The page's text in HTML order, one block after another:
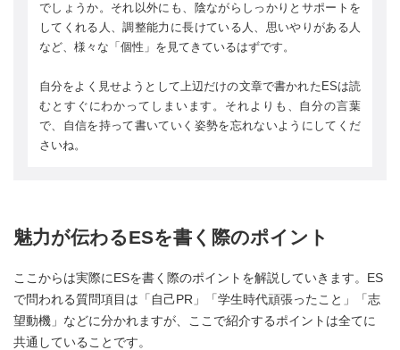
でしょうか。それ以外にも、陰ながらしっかりとサポートを
してくれる人、調整能力に長けている人、思いやりがある人
など、様々な「個性」を見てきているはずです。
自分をよく見せようとして上辺だけの文章で書かれたESは読
むとすぐにわかってしまいます。それよりも、自分の言葉
で、自信を持って書いていく姿勢を忘れないようにしてくだ
さいね。
魅力が伝わるESを書く際のポイント
ここからは実際にESを書く際のポイントを解説していきます。ES
で問われる質問項目は「自己PR」「学生時代頑張ったこと」「志
望動機」などに分かれますが、ここで紹介するポイントは全てに
共通していることです。